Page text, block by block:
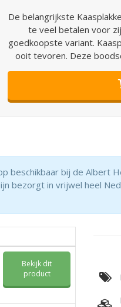
De belangrijkste
te veel betalen voor
goedkoopste variant.
ooit tevoren. Deze
beschikbaar bij de
bezorgt in vrijwel heel
Bekijk dit
product